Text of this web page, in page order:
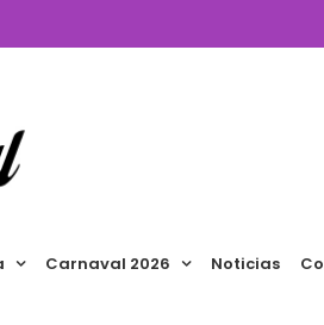
Carnaval 2026 Noticias